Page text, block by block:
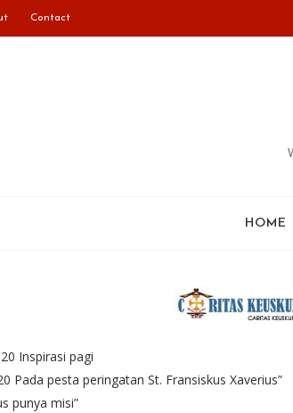
Contact
HOME
Inspirasi pagi
Pada pesta peringatan St. Fransiskus Xaverius”
punya misi”